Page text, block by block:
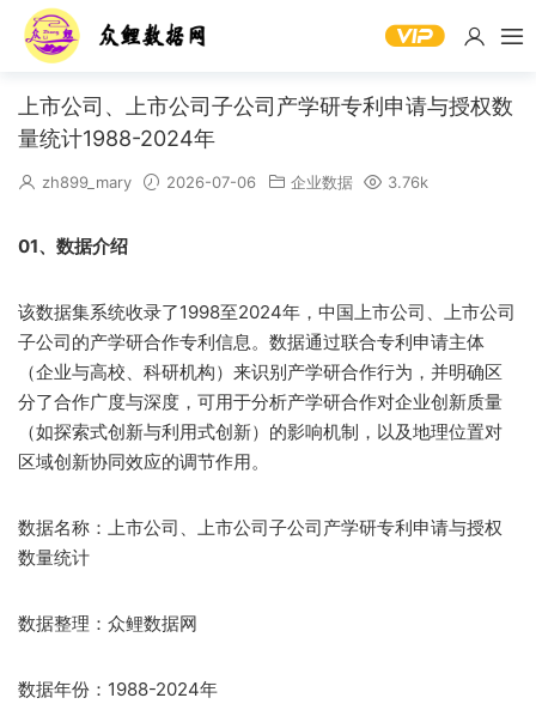
上市公司、上市公司子公司产学研专利申请与授权数
量统计1988-2024年
zh899_mary 2026-07-06 企业数据 3.76k
01、数据介绍
该数据集系统收录了1998至2024年，中国上市公司、上市公司
子公司的产学研合作专利信息。数据通过联合专利申请主体
（企业与高校、科研机构）来识别产学研合作行为，并明确区
分了合作广度与深度，可用于分析产学研合作对企业创新质量
（如探索式创新与利用式创新）的影响机制，以及地理位置对
区域创新协同效应的调节作用。
数据名称：上市公司、上市公司子公司产学研专利申请与授权
数量统计
数据整理：众鲤数据网
数据年份：1988-2024年